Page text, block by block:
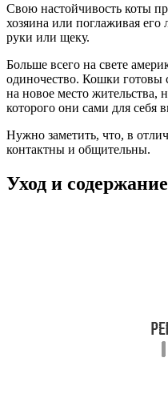
Свою настойчивость коты
хозяина или поглаживая его
руки или щеку.
Больше всего на свете
одиночество. Кошки готовы
на новое место жительства,
которого они сами для себя
Нужно заметить, что, в
контактны и общительны.
Уход и содержание